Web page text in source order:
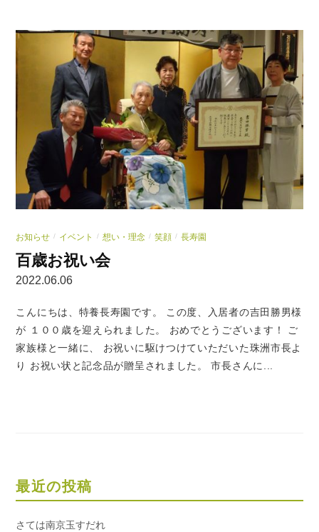
お知らせ / イベント / 想い・理念 / 笑顔 / 長寿園
百歳お祝い会
2022.06.06
こんにちは、特養長寿園です。 この度、入居者の吉田勝男様
が １００歳を迎えられました。 おめでとうございます！ ご
家族様と一緒に、 お祝いに駆けつけていただいた珠洲市長よ
り お祝い状と記念品が贈呈されました。 市長さんに...
最近の投稿
さては南京玉すだれ